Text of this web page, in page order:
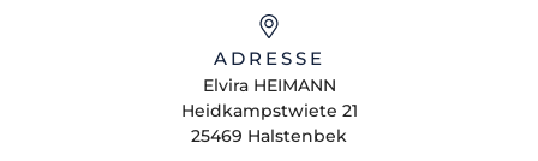
ADRESSE
Elvira HEIMANN
Heidkampstwiete 21
25469 Halstenbek